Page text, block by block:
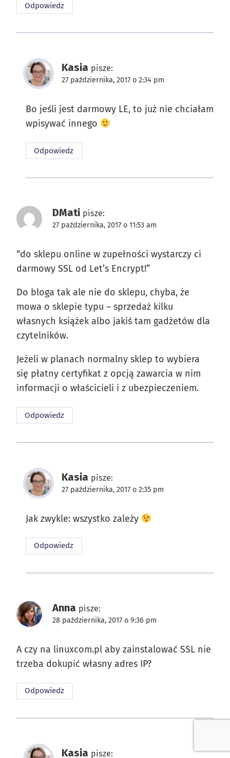
Odpowiedz
Kasia pisze:
27 października, 2017 o 2:34 pm
Bo jeśli jest darmowy LE, to już nie chciałam
wpisywać innego
Odpowiedz
DMati pisze:
27 października, 2017 o 11:53 am
“do sklepu online w zupełności wystarczy ci
darmowy SSL od Let’s Encrypt!”
Do bloga tak ale nie do sklepu, chyba, że
mowa o sklepie typu – sprzedaż kilku
własnych książek albo jakiś tam gadżetów dla
czytelników.
Jeżeli w planach normalny sklep to wybiera
się płatny certyfikat z opcją zawarcia w nim
informacji o właścicieli i z ubezpieczeniem.
Odpowiedz
Kasia pisze:
27 października, 2017 o 2:35 pm
Jak zwykle: wszystko zależy
Odpowiedz
Anna pisze:
28 października, 2017 o 9:36 pm
A czy na linuxcom.pl aby zainstalować SSL nie
trzeba dokupić własny adres IP?
Odpowiedz
Kasia pisze: